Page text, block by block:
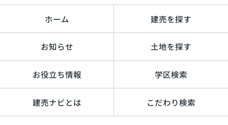
ホーム 建売を探す
お知らせ 土地を探す
お役立ち情報 学区検索
建売ナビとは こだわり検索